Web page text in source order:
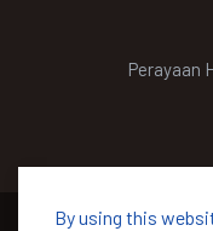
By using this
Perayaan
© 2026 SMA Negeri 11